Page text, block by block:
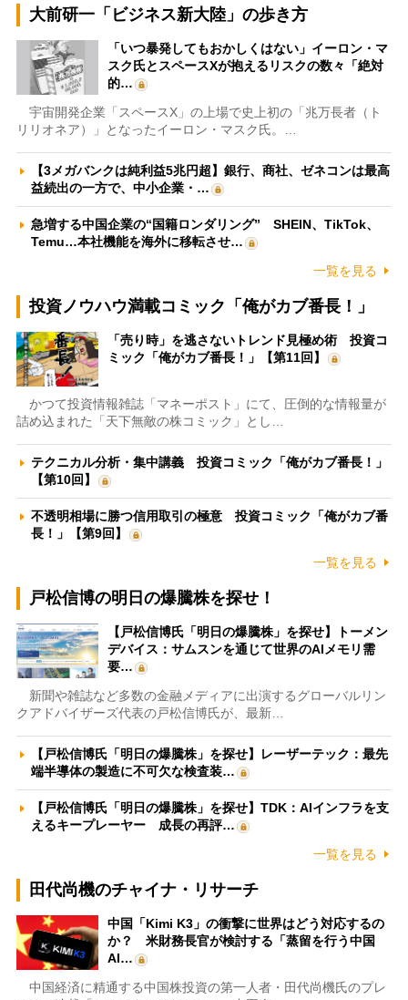
大前研一「ビジネス新大陸」の歩き方
「いつ暴発してもおかしくはない」イーロン・マ
スク氏とスペースXが抱えるリスクの数々「絶対
的…
宇宙開発企業「スペースX」の上場で史上初の「兆万長者（ト
リリオネア）」となったイーロン・マスク氏。…
【3メガバンクは純利益5兆円超】銀行、商社、ゼネコンは最高
益続出の一方で、中小企業・…
急増する中国企業の“国籍ロンダリング” SHEIN、TikTok、
Temu…本社機能を海外に移転させ…
一覧を見る
投資ノウハウ満載コミック「俺がカブ番長！」
「売り時」を逃さないトレンド見極め術 投資コ
ミック「俺がカブ番長！」【第11回】
かつて投資情報雑誌「マネーポスト」にて、圧倒的な情報量が
詰め込まれた「天下無敵の株コミック」とし…
テクニカル分析・集中講義 投資コミック「俺がカブ番長！」
【第10回】
不透明相場に勝つ信用取引の極意 投資コミック「俺がカブ番
長！」【第9回】
一覧を見る
戸松信博の明日の爆騰株を探せ！
【戸松信博氏「明日の爆騰株」を探せ】トーメン
デバイス：サムスンを通じて世界のAIメモリ需
要…
新聞や雑誌など多数の金融メディアに出演するグローバルリン
クアドバイザーズ代表の戸松信博氏が、最新…
【戸松信博氏「明日の爆騰株」を探せ】レーザーテック：最先
端半導体の製造に不可欠な検査装…
【戸松信博氏「明日の爆騰株」を探せ】TDK：AIインフラを支
えるキープレーヤー 成長の再評…
一覧を見る
田代尚機のチャイナ・リサーチ
中国「Kimi K3」の衝撃に世界はどう対応するの
か？ 米財務長官が検討する「蒸留を行う中国
AI…
中国経済に精通する中国株投資の第一人者・田代尚機氏のプレ